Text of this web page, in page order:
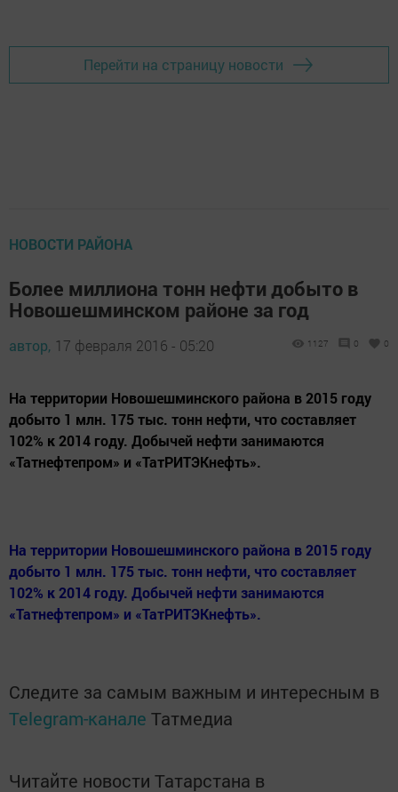
Перейти на страницу новости
НОВОСТИ РАЙОНА
Более миллиона тонн нефти добыто в
Новошешминском районе за год
автор, 17 февраля 2016 - 05:20 1127 0 0
На территории Новошешминского района в 2015 году
добыто 1 млн. 175 тыс. тонн нефти, что составляет
102% к 2014 году. Добычей нефти занимаются
«Татнефтепром» и «ТатРИТЭКнефть».
На территории Новошешминского района в 2015 году
добыто 1 млн. 175 тыс. тонн нефти, что составляет
102% к 2014 году. Добычей нефти занимаются
«Татнефтепром» и «ТатРИТЭКнефть».
Следите за самым важным и интересным в
Telegram-канале Татмедиа
Читайте новости Татарстана в